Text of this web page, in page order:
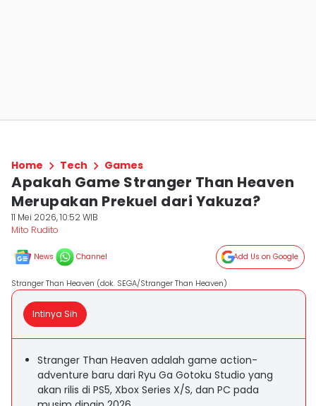
Home Tech Games
Apakah Game Stranger Than Heaven
Merupakan Prekuel dari Yakuza?
11 Mei 2026, 10:52 WIB
Mito Rudito
News Channel Add Us on Google
Stranger Than Heaven (dok. SEGA/Stranger Than Heaven)
Intinya Sih
Stranger Than Heaven adalah game action-
adventure baru dari Ryu Ga Gotoku Studio yang
akan rilis di PS5, Xbox Series X/S, dan PC pada